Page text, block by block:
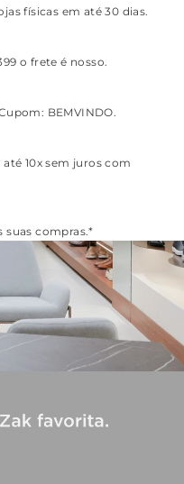
físicas em até 30 dias.
o frete é nosso.
BEMVINDO.
10x sem juros com
suas compras.*